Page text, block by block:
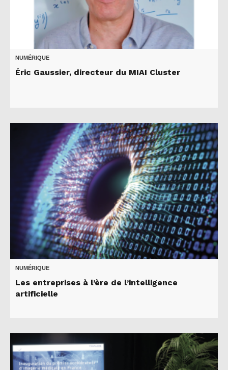
NUMÉRIQUE
Éric Gaussier, directeur du MIAI Cluster
NUMÉRIQUE
Les entreprises à l’ère de l’intelligence
artificielle